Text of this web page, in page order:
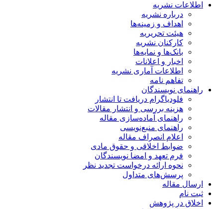
اطلاعات نشریه
درباره نشریه
اهداف و زمینه‌ها
هیئت تحریریه
کارکنان نشریه
بانک‌ها و نمایه‌ها
اخبار و اعلانات
اطلاعات آماری نشریه
تفاهم نامه
راهنمای نویسندگان
فلودیاگرام دریافت تا انتشار
هزینه بررسی و انتشار مقالات
راهنمای آماده‌سازی مقاله
راهنمای منبع‌نویسی
اعلام انصراف مقاله
ضوابط اخلاقی و حقوق مادی
فرم تعهد و امضا نویسندگان
نحوه ارائه درخواست تجدید نظر
پرسش‌های متداول
ارسال مقاله
ثبت نام
اخلاق در پژوهش